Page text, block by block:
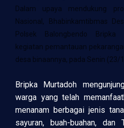
Dalam upaya mendukung
Nasional, Bhabinkamtibmas
Polsek Balongbendo Bripka
kegiatan pemantauan
desa binaannya, pada Senin (23/
Bripka Murtadoh
warga yang telah
menanam berbagai jenis
sayuran, buah-buahan, dan